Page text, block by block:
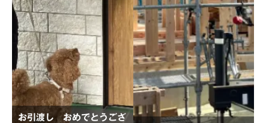
お引渡し おめでとうござ